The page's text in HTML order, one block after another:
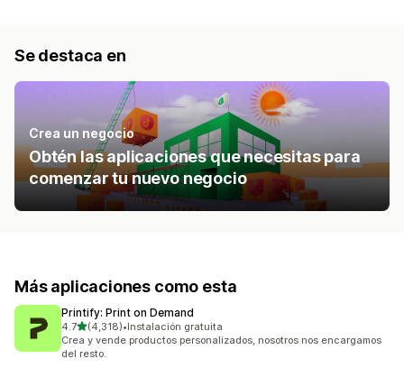
Se destaca en
Crea un negocio
Obtén las aplicaciones que necesitas para
comenzar tu nuevo negocio
Más aplicaciones como esta
Printify: Print on Demand
4.7de 5 estrellas
(4,318)
4318 reseñas en total
•Instalación gratuita
Crea y vende productos personalizados, nosotros nos encargamos
del resto.